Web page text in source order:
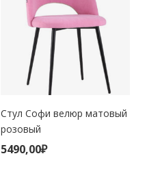
Стул Софи велюр матовый
розовый
5490,00₽